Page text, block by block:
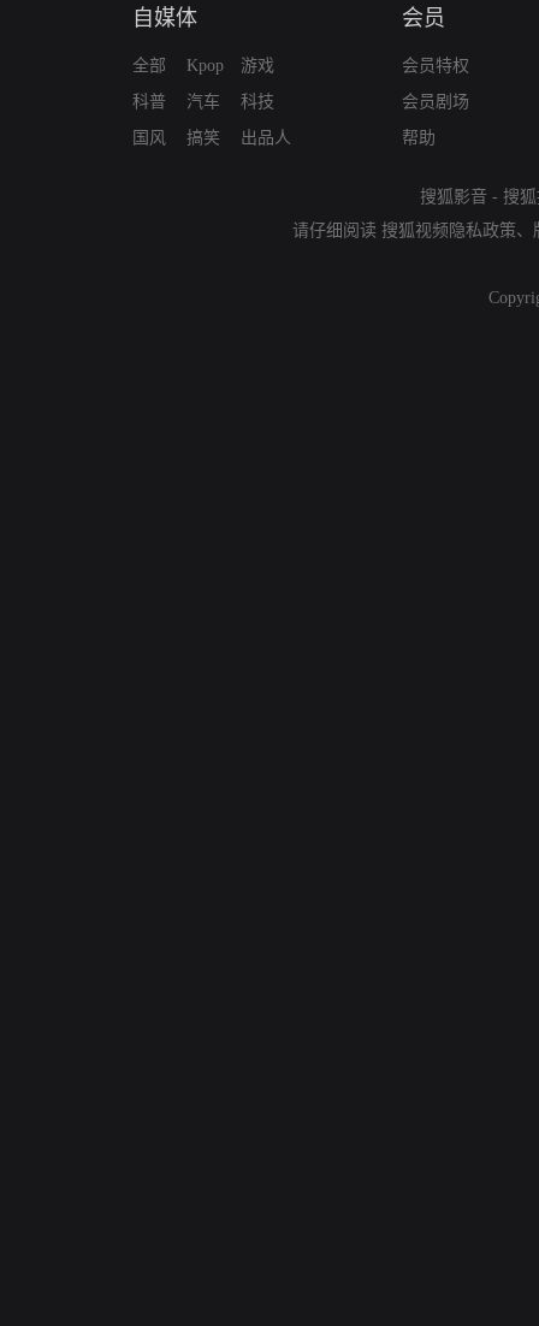
自媒体
全部
科普
国风
Kpop
汽车
搞笑
游戏
科技
出品人
会员
会员特权
会员剧场
帮助
搜狐影音 - 搜
请仔细阅读 搜狐视频隐私政策、